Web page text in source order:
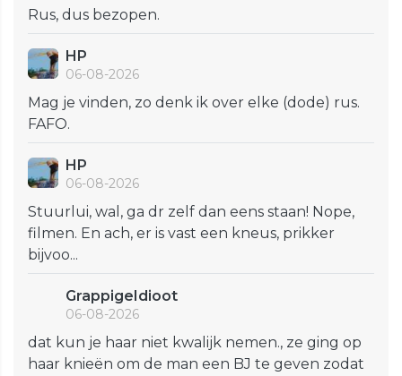
Rus, dus bezopen.
HP
06-08-2026
Mag je vinden, zo denk ik over elke (dode) rus.
FAFO.
HP
06-08-2026
Stuurlui, wal, ga dr zelf dan eens staan! Nope,
filmen. En ach, er is vast een kneus, prikker
bijvoo...
GrappigeIdioot
06-08-2026
dat kun je haar niet kwalijk nemen., ze ging op
haar knieën om de man een BJ te geven zodat